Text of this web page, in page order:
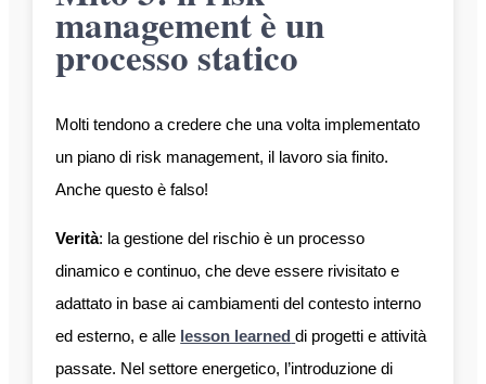
management è un
processo statico
Molti tendono a credere che una volta implementato
un piano di risk management, il lavoro sia finito.
Anche questo è falso!
Verità: la gestione del rischio è un processo
dinamico e continuo, che deve essere rivisitato e
adattato in base ai cambiamenti del contesto interno
ed esterno, e alle lesson learned di progetti e attività
passate. Nel settore energetico, l’introduzione di